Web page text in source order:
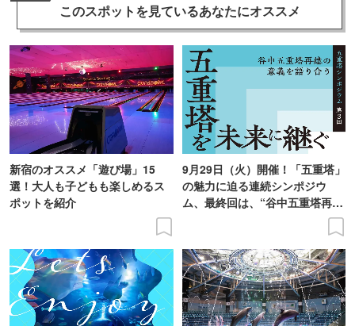
このスポットを見ているあなたにオススメ
新宿のオススメ「遊び場」15
選！大人も子どもも楽しめるス
ポットを紹介
9月29日（火）開催！「五重塔」
の魅力に迫る連続シンポジウ
ム、最終回は、“谷中五重塔再建